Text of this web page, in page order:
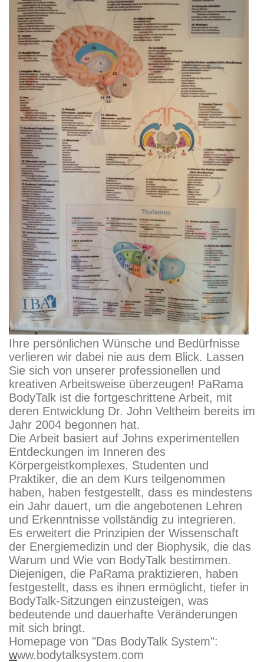
Ihre persönlichen Wünsche und Bedürfnisse
verlieren wir dabei nie aus dem Blick. Lassen
Sie sich von unserer professionellen und
kreativen Arbeitsweise überzeugen! PaRama
BodyTalk ist die fortgeschrittene Arbeit, mit
deren Entwicklung Dr. John Veltheim bereits im
Jahr 2004 begonnen hat.
Die Arbeit basiert auf Johns experimentellen
Entdeckungen im Inneren des
Körpergeistkomplexes. Studenten und
Praktiker, die an dem Kurs teilgenommen
haben, haben festgestellt, dass es mindestens
ein Jahr dauert, um die angebotenen Lehren
und Erkenntnisse vollständig zu integrieren.
Es erweitert die Prinzipien der Wissenschaft
der Energiemedizin und der Biophysik, die das
Warum und Wie von BodyTalk bestimmen.
Diejenigen, die PaRama praktizieren, haben
festgestellt, dass es ihnen ermöglicht, tiefer in
BodyTalk-Sitzungen einzusteigen, was
bedeutende und dauerhafte Veränderungen
mit sich bringt.
Homepage von "Das BodyTalk System":
www.bodytalksystem.com